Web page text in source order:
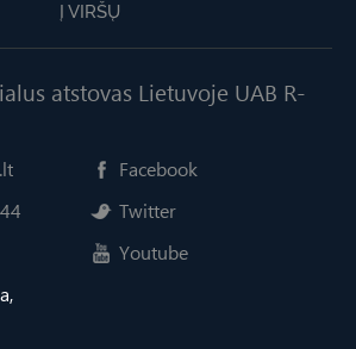
Į VIRŠŲ
atstovas Lietuvoje UAB R-
Facebook
Twitter
Youtube